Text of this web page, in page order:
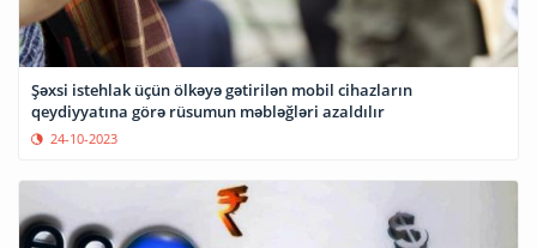
Şəxsi istehlak üçün ölkəyə gətirilən mobil cihazların
qeydiyyatına görə rüsumun məbləğləri azaldılır
24-10-2023